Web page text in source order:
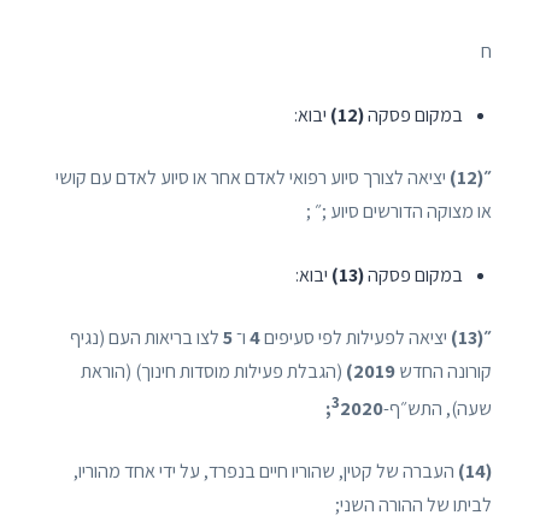
ח
במקום פסקה(12) יבוא:
״(12)
יציאה לצורך סיוע רפואי לאדם אחר או סיוע לאדם עם קושי
או מצוקה הדורשים סיוע ;״ ;
במקום פסקה(13) יבוא:
״(13) יציאה לפעילות לפי סעיפים4ו־5לצו בריאות העם (נגיף
קורונה החדש2019) (הגבלת פעילות מוסדות חינוך) (הוראת
שעה), התש״ף-
32020;
(14)
העברה של קטין, שהוריו חיים בנפרד, על ידי אחד מהוריו,
לביתו של ההורה השני;